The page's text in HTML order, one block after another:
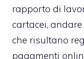
rapporto di
cartacei,
che risultano
pagamenti